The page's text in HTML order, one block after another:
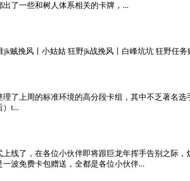
了一些和树人体系相关的卡牌，...
贼挽风丨小姑姑 狂野jk战挽风丨白峰坑坑 狂野任务
理了上周的标准环境的高分段卡组，其中不乏著名
）t...
线了，在各位小伙伴即将跟巨龙年挥手告别之际
波免费卡包赠送，全都是各位小伙伴...